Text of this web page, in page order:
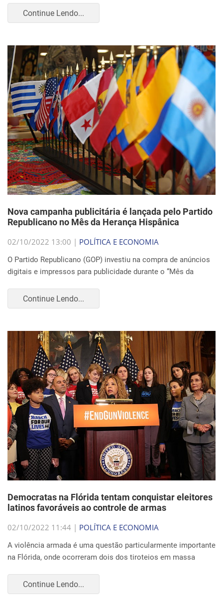
Continue Lendo...
Nova campanha publicitária é lançada pelo Partido
Republicano no Mês da Herança Hispânica
02/10/2022 13:00 | POLÍTICA E ECONOMIA
O Partido Republicano (GOP) investiu na compra de anúncios
digitais e impressos para publicidade durante o “Mês da
Continue Lendo...
Democratas na Flórida tentam conquistar eleitores
latinos favoráveis ao controle de armas
02/10/2022 11:44 | POLÍTICA E ECONOMIA
A violência armada é uma questão particularmente importante
na Flórida, onde ocorreram dois dos tiroteios em massa
Continue Lendo...